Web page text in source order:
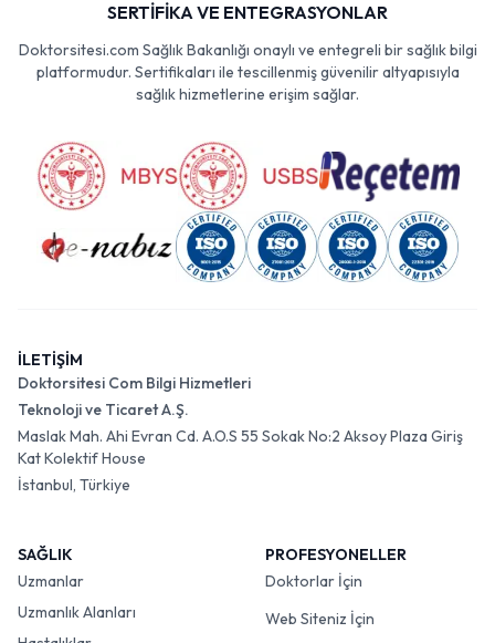
SERTİFİKA VE ENTEGRASYONLAR
Doktorsitesi.com Sağlık Bakanlığı onaylı ve entegreli bir sağlık bilgi
platformudur. Sertifikaları ile tescillenmiş güvenilir altyapısıyla
sağlık hizmetlerine erişim sağlar.
İLETİŞİM
Doktorsitesi Com Bilgi Hizmetleri
Teknoloji ve Ticaret A.Ş.
Maslak Mah. Ahi Evran Cd. A.O.S 55 Sokak No:2 Aksoy Plaza Giriş
Kat Kolektif House
İstanbul, Türkiye
SAĞLIK
Uzmanlar
Uzmanlık Alanları
PROFESYONELLER
Doktorlar İçin
Web Siteniz İçin